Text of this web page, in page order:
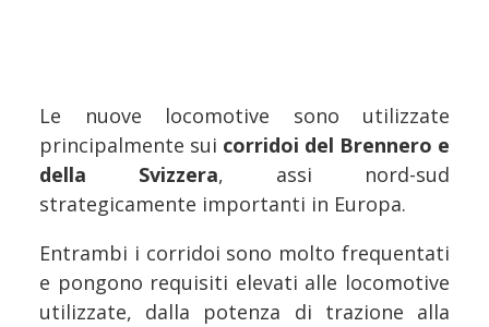
Le nuove locomotive sono utilizzate
principalmente sui corridoi del Brennero e
della Svizzera, assi nord-sud
strategicamente importanti in Europa.
Entrambi i corridoi sono molto frequentati
e pongono requisiti elevati alle locomotive
utilizzate, dalla potenza di trazione alla